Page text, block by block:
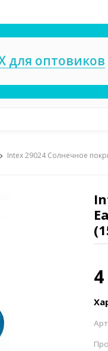
для оптовиков
Intex 29024 Солнечное